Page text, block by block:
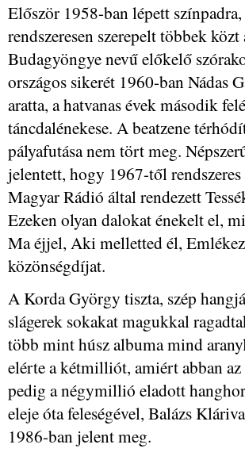
Először 1958-ban lépett
rendszeresen szerepelt többek
Budagyöngye nevű előkelő
országos sikerét 1960-ban Nádas
aratta, a hatvanas évek második
táncdalénekese. A beatzene
pályafutása nem tört meg.
jelentett, hogy 1967-től
Magyar Rádió által rendezett
Ezeken olyan dalokat énekelt el,
Ma éjjel, Aki melletted él,
közönségdíjat.
A Korda György tiszta, szép
slágerek sokakat magukkal
több mint húsz albuma mind
elérte a kétmilliót, amiért abban
pedig a négymillió eladott
eleje óta feleségével, Balázs
1986-ban jelent meg.